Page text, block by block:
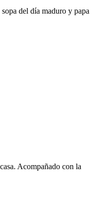
del día maduro y papa
Acompañado con la